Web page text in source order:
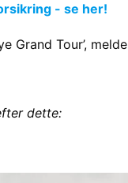
- se her!
Grand Tour’,
dette: